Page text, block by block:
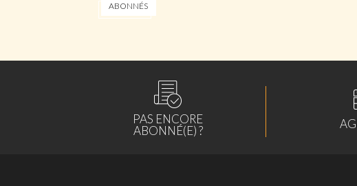
ABONNÉS
PAS ENCORE
ABONNÉ(E) ?